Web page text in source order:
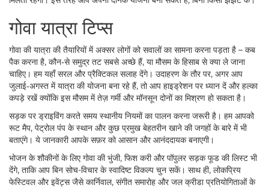
गोवा यात्रा टिप्स
गोवा की यात्रा की तैयारियों में अक्सर लोगों को सवालों का सामना करना पड़ता है – कब
पैक करना है, कौन‑से समुद्र तट सबसे अच्छे हैं, या मौसम के हिसाब से क्या ले जाना
चाहिए। हम यहाँ सरल और प्रैक्टिकल सलाह देंगे। उदाहरण के तौर पर, अगर आप
जुलाई‑अगस्त में यात्रा की योजना बना रहे हैं, तो आप हाइड्रेशन पर ध्यान दें और हल्का
कपड़े रखें क्योंकि इस मौसम में तेज़ गर्मी और मॉनसून दोनों का मिश्रण हो सकता है।
सड़क पर ड्राइविंग करते समय स्थानीय नियमों का पालन करना जरूरी है। हम आपको
रूट मैप, पेट्रोल पंप के स्थान और कुछ प्रमुख बेहतरीन खाने की जगहों के बारे में भी
बताएंगे। ये जानकारी आपके सफ़र को आसान और आनंददायक बनाएगी।
भोजन के शौकीनों के लिए गोवा की भुंजी, फिश करी और पॉपुलर सड़क फूड की लिस्ट भी
देंगे, ताकि आप बिन सोच-विचार के स्वादिष्ट विकल्प चुन सकें। साथ ही, लोकप्रिय
फेस्टिवल और इवेंट्स जैसे कार्निवाल, संगीत समारोह और जल क्रीडा प्रतियोगिताओं के